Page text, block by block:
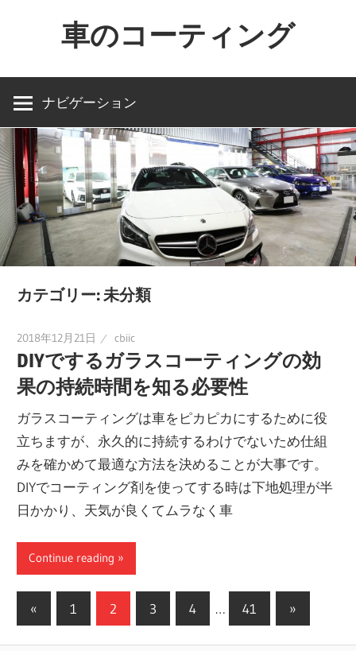
ン
へ
ス
キ
車のコーティング
買
っ
た
ら
コ
ー
ン
ナビゲーション
カテゴリー: 未分類
2018年12月21日 cbiic
DIYでするガラスコーティングの効
果の持続時間を知る必要性
ガラスコーティングは車をピカピカにするために役
立ちますが、永久的に持続するわけでないため仕組
みを確かめて最適な方法を決めることが大事です。
DIYでコーティング剤を使ってする時は下地処理が半
日かかり、天気が良くてムラなく車
Continue reading
投
«
の
1 2 3 4 … 41
次
の
»